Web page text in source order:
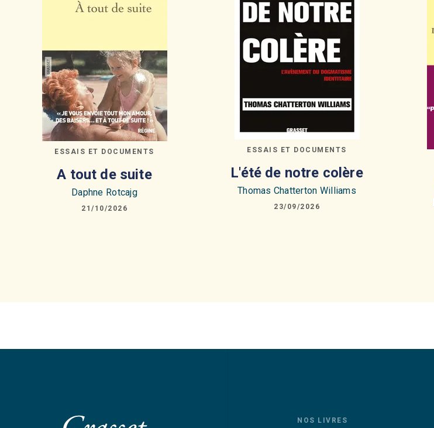
ESSAIS ET DOCUMENTS
A tout de suite
Daphne Rotcajg
21/10/2026
ESSAIS ET DOCUMENTS
L'été de notre colère
Thomas Chatterton Williams
23/09/2026
NOS LIVRES